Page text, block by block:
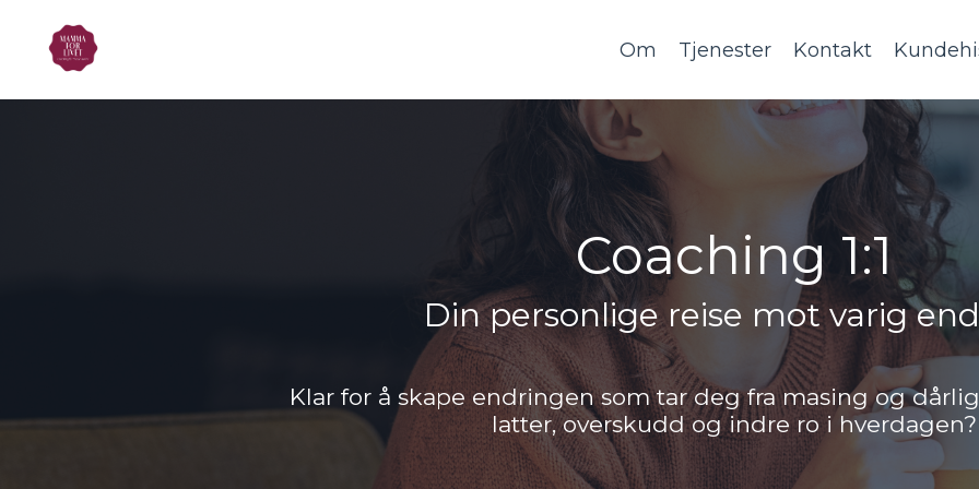
Om Tjenester Kontakt
Coaching 1:1
Din personlige reise mot varig
Klar for å skape endringen som tar deg fra masing og
latter, overskudd og indre ro i hverdagen?